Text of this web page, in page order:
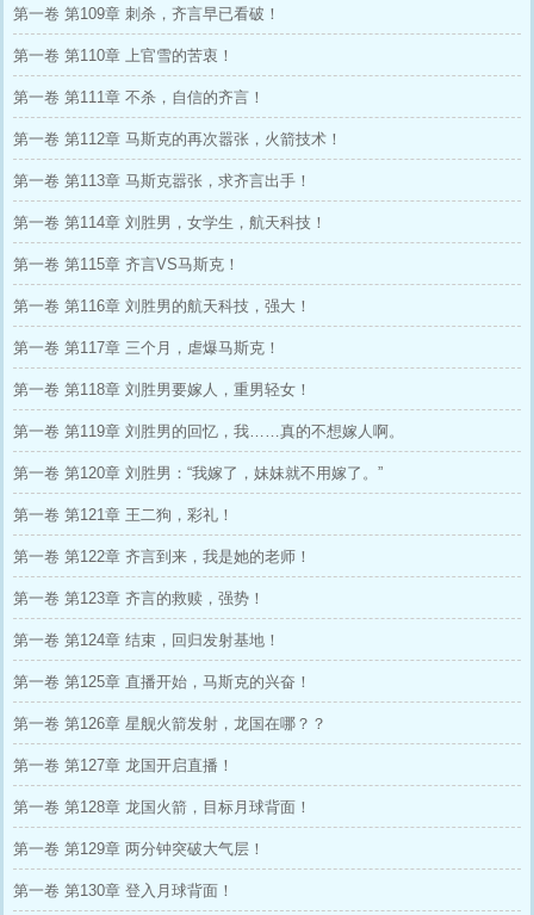
第一卷 第109章 刺杀，齐言早已看破！
第一卷 第110章 上官雪的苦衷！
第一卷 第111章 不杀，自信的齐言！
第一卷 第112章 马斯克的再次嚣张，火箭技术！
第一卷 第113章 马斯克嚣张，求齐言出手！
第一卷 第114章 刘胜男，女学生，航天科技！
第一卷 第115章 齐言VS马斯克！
第一卷 第116章 刘胜男的航天科技，强大！
第一卷 第117章 三个月，虐爆马斯克！
第一卷 第118章 刘胜男要嫁人，重男轻女！
第一卷 第119章 刘胜男的回忆，我……真的不想嫁人啊。
第一卷 第120章 刘胜男：“我嫁了，妹妹就不用嫁了。”
第一卷 第121章 王二狗，彩礼！
第一卷 第122章 齐言到来，我是她的老师！
第一卷 第123章 齐言的救赎，强势！
第一卷 第124章 结束，回归发射基地！
第一卷 第125章 直播开始，马斯克的兴奋！
第一卷 第126章 星舰火箭发射，龙国在哪？？
第一卷 第127章 龙国开启直播！
第一卷 第128章 龙国火箭，目标月球背面！
第一卷 第129章 两分钟突破大气层！
第一卷 第130章 登入月球背面！